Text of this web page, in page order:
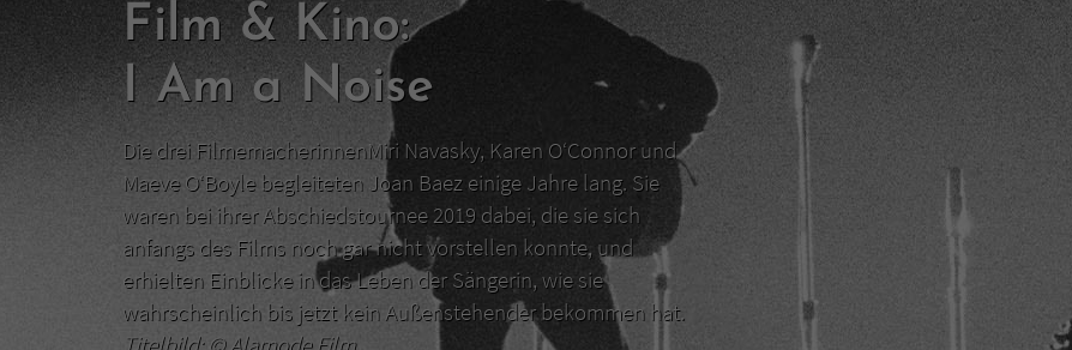
Film & Kino:
I Am a Noise
Die drei FilmemacherinnenMiri Navasky, Karen O‘Connor und
Maeve O‘Boyle begleiteten Joan Baez einige Jahre lang. Sie
waren bei ihrer Abschiedstournee 2019 dabei, die sie sich
anfangs des Films noch gar nicht vorstellen konnte, und
erhielten Einblicke in das Leben der Sängerin, wie sie
wahrscheinlich bis jetzt kein Außenstehender bekommen hat.
Titelbild: © Alamode Film